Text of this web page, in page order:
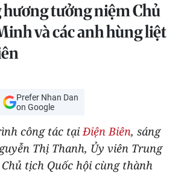
tưởng niệm Chủ
và các anh hùng liệt
Prefer Nhan Dan
on Google
công tác tạiĐiện Biên, sáng
Thị Thanh, Ủy viên Trung
tịch Quốc hội cùng thành